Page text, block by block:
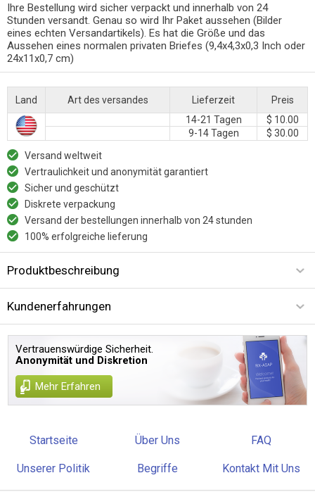
Ihre Bestellung wird sicher verpackt und innerhalb von 24
Stunden versandt. Genau so wird Ihr Paket aussehen (Bilder
eines echten Versandartikels). Es hat die Größe und das
Aussehen eines normalen privaten Briefes (9,4x4,3x0,3 Inch oder
24x11x0,7 cm)
Land Art des versandes Lieferzeit
Preis
14-21 Tagen
$ 10.00
9-14 Tagen
$ 30.00
Versand weltweit
Vertraulichkeit und anonymität garantiert
Sicher und geschützt
Diskrete verpackung
Versand der bestellungen innerhalb von 24 stunden
100% erfolgreiche lieferung
Produktbeschreibung
Kundenerfahrungen
Vertrauenswürdige Sicherheit.
Anonymität und Diskretion
Mehr Erfahren
Startseite Über Uns FAQ
Unserer Politik Begriffe Kontakt Mit Uns